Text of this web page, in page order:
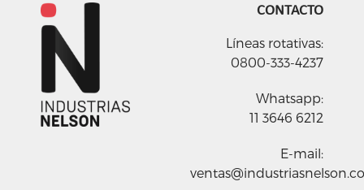
CONTACTO
Líneas rotativas:
0800-333-4237
Whatsapp:
11 3646 6212
E-mail: